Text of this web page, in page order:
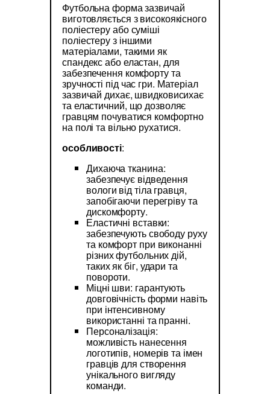
Футбольна форма зазвичай
виготовляється з високоякісного
поліестеру або суміші
поліестеру з іншими
матеріалами, такими як
спандекс або еластан, для
забезпечення комфорту та
зручності під час гри. Матеріал
зазвичай дихає, швидковисихає
та еластичний, що дозволяє
гравцям почуватися комфортно
на полі та вільно рухатися.
особливості:
Дихаюча тканина:
забезпечує відведення
вологи від тіла гравця,
запобігаючи перегріву та
дискомфорту.
Еластичні вставки:
забезпечують свободу руху
та комфорт при виконанні
різних футбольних дій,
таких як біг, удари та
повороти.
Міцні шви: гарантують
довговічність форми навіть
при інтенсивному
використанні та пранні.
Персоналізація:
можливість нанесення
логотипів, номерів та імен
гравців для створення
унікального вигляду
команди.